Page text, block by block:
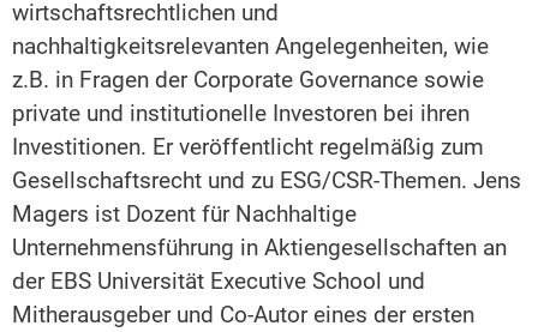
wirtschaftsrechtlichen und
nachhaltigkeitsrelevanten Angelegenheiten, wie
z.B. in Fragen der Corporate Governance sowie
private und institutionelle Investoren bei ihren
Investitionen. Er veröffentlicht regelmäßig zum
Gesellschaftsrecht und zu ESG/CSR-Themen. Jens
Magers ist Dozent für Nachhaltige
Unternehmensführung in Aktiengesellschaften an
der EBS Universität Executive School und
Mitherausgeber und Co-Autor eines der ersten